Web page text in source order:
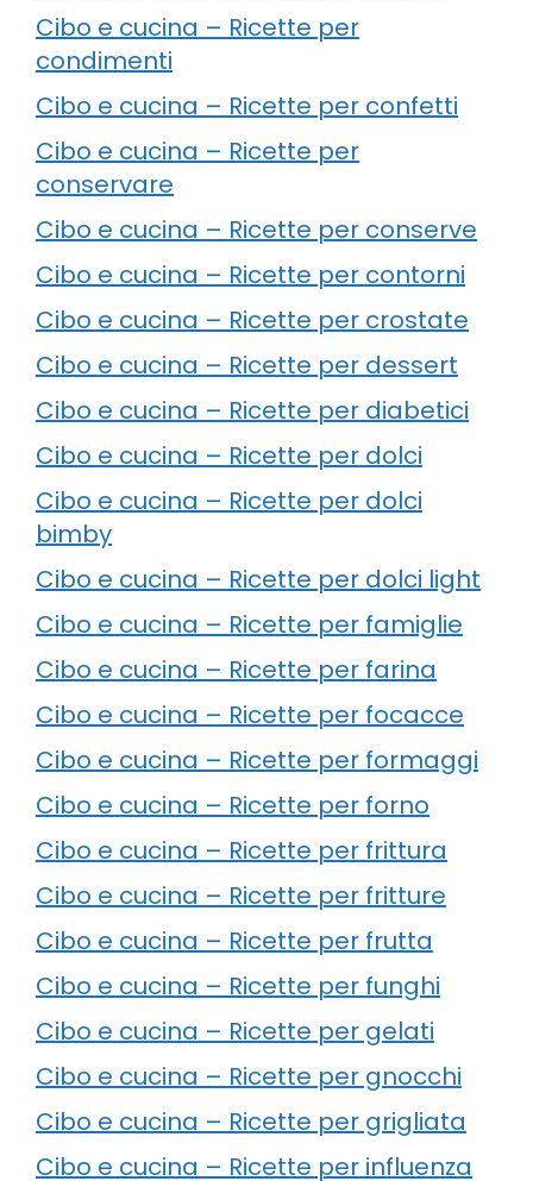
Cibo e cucina – Ricette per
condimenti
Cibo e cucina – Ricette per confetti
Cibo e cucina – Ricette per
conservare
Cibo e cucina – Ricette per conserve
Cibo e cucina – Ricette per contorni
Cibo e cucina – Ricette per crostate
Cibo e cucina – Ricette per dessert
Cibo e cucina – Ricette per diabetici
Cibo e cucina – Ricette per dolci
Cibo e cucina – Ricette per dolci
bimby
Cibo e cucina – Ricette per dolci light
Cibo e cucina – Ricette per famiglie
Cibo e cucina – Ricette per farina
Cibo e cucina – Ricette per focacce
Cibo e cucina – Ricette per formaggi
Cibo e cucina – Ricette per forno
Cibo e cucina – Ricette per frittura
Cibo e cucina – Ricette per fritture
Cibo e cucina – Ricette per frutta
Cibo e cucina – Ricette per funghi
Cibo e cucina – Ricette per gelati
Cibo e cucina – Ricette per gnocchi
Cibo e cucina – Ricette per grigliata
Cibo e cucina – Ricette per influenza